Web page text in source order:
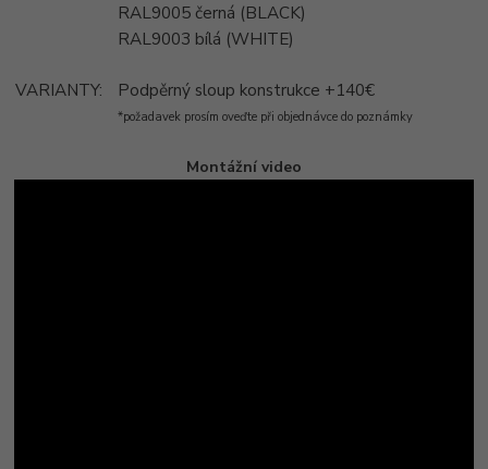
RAL9005 černá (BLACK)
RAL9003 bílá (WHITE)
VARIANTY: Podpěrný sloup konstrukce +140€
*požadavek prosím oveďte při objednávce do poznámky
Montážní video